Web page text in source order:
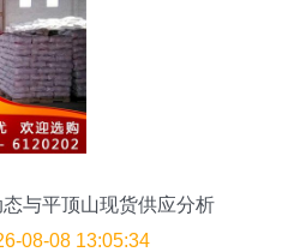
与平顶山现货供应分析
08-08 13:05:34